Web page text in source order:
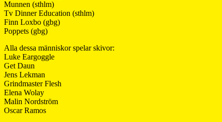
Munnen (sthlm)
Tv Dinner Education (sthlm)
Finn Loxbo (gbg)
Poppets (gbg)
Alla dessa människor spelar skivor:
Luke Eargoggle
Get Daun
Jens Lekman
Grindmaster Flesh
Elena Wolay
Malin Nordström
Oscar Ramos